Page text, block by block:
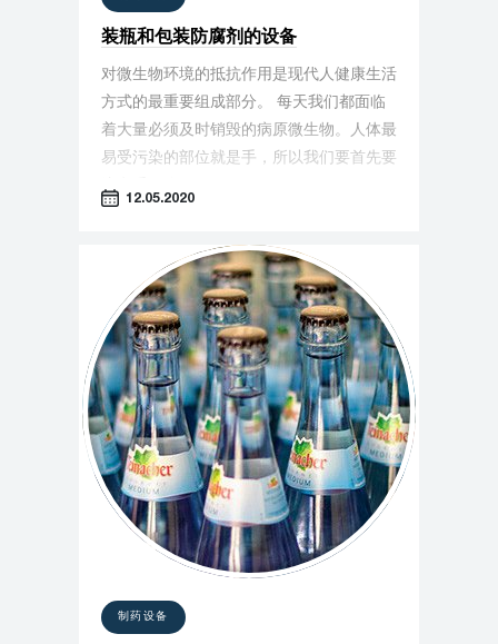
装瓶和包装防腐剂的设备
对微生物环境的抵抗作用是现代人健康生活
方式的最重要组成部分。 每天我们都面临
着大量必须及时销毁的病原微生物。人体最
易受污染的部位就是手，所以我们要首先要
注意手干净。
12.05.2020
制药设备